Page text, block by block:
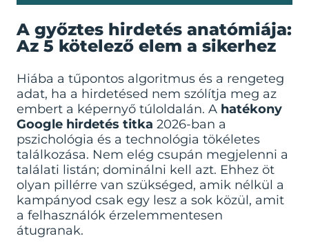
A győztes hirdetés anatómiája:
Az 5 kötelező elem a sikerhez
Hiába a tűpontos algoritmus és a rengeteg
adat, ha a hirdetésed nem szólítja meg az
embert a képernyő túloldalán. A hatékony
Google hirdetés titka 2026-ban a
pszichológia és a technológia tökéletes
találkozása. Nem elég csupán megjelenni a
találati listán; dominálni kell azt. Ehhez öt
olyan pillérre van szükséged, amik nélkül a
kampányod csak egy lesz a sok közül, amit
a felhasználók érzelemmentesen
átugranak.